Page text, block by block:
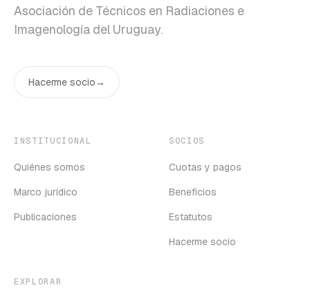
Asociación de Técnicos en Radiaciones e
Imagenología del Uruguay.
Hacerme socio →
INSTITUCIONAL
Quiénes somos
Marco jurídico
Publicaciones
SOCIOS
Cuotas y pagos
Beneficios
Estatutos
Hacerme socio
EXPLORAR